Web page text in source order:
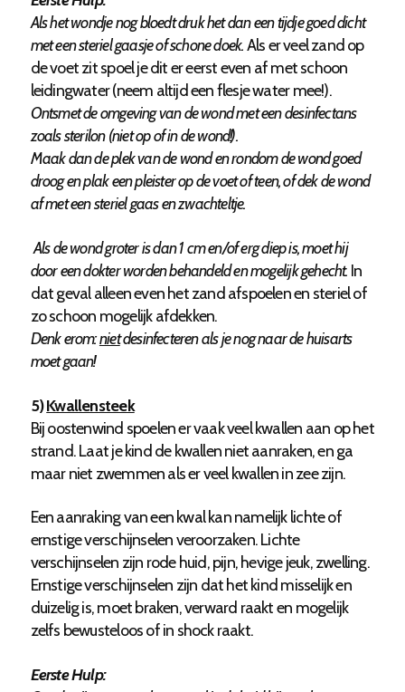
Als het wondje nog bloedt druk het dan een tijdje goed dicht
met een steriel gaasje of schone doek.Als er veel zand op
de voet zit spoel je dit er eerst even af met schoon
leidingwater (neem altijd een flesje water mee!).
Ontsmet de omgeving van de wond met een desinfectans
zoals sterilon (niet op of in de wond!).
Maak dan de plek van de wond en rondom de wond goed
droog en plak een pleister op de voet of teen, of dek de wond
af met een steriel gaas en zwachteltje.
Als de wond groter is dan 1 cm en/of erg diep is, moet hij
door een dokter worden behandeld en mogelijk gehecht. In
dat geval alleen even het zand afspoelen en steriel of
zo schoon mogelijk afdekken.
Denk erom:nietdesinfecteren als je nog naar de huisarts
moet gaan!
5)Kwallensteek
Bij oostenwind spoelen er vaak veel kwallen aan op het
strand. Laat je kind de kwallen niet aanraken, en ga
maar niet zwemmen als er veel kwallen in zee zijn.
Een aanraking van een kwal kan namelijk lichte of
ernstige verschijnselen veroorzaken. Lichte
verschijnselen zijn rode huid, pijn, hevige jeuk, zwelling.
Ernstige verschijnselen zijn dat het kind misselijk en
duizelig is, moet braken, verward raakt en mogelijk
zelfs bewusteloos of in shock raakt.
Eerste Hulp: